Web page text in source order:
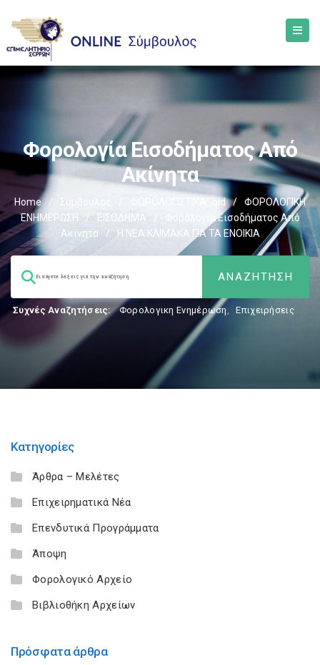
Φορολογία Εισοδήματος Από
Ακίνητα
Home / Σύμβουλος ΦΟΡΟΛΟΓΙΣΤΙΚΑ_old /
ΦΟΡΟΛΟΓΙΚΗ
ΕΝΗΜΕΡΩΣΗ
/ ΕΙΣΟΔΗΜΑ /
Φορολογία Εισοδήματος Από
Ακίνητα
/ Η ΝΕΑ ΚΛΙΜΑΚΑ ΓΙΑ ΤΑ ΕΝΟΙΚΙΑ
Συχνές Αναζητήσεις: Φορολογικη Ενημέρωση, Επιχειρήσεις
Κατηγορίες
Άρθρα – Μελέτες
Επιχειρηματικά Νέα
Επενδυτικά Προγράμματα
Άποψη
Φορολογικό Αρχείο
Βιβλιοθήκη Αρχείων
Πρόσφατα άρθρα